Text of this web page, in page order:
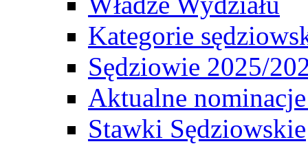
Kategorie
Sędziowie 2025/
Aktualne
Stawki Sędziowskie